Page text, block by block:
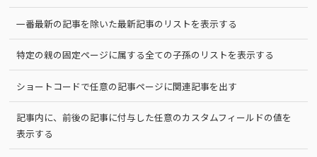
一番最新の記事を除いた最新記事のリストを表示する
特定の親の固定ページに属する全ての子孫のリストを表示する
ショートコードで任意の記事ページに関連記事を出す
記事内に、前後の記事に付与した任意のカスタムフィールドの値を
表示する